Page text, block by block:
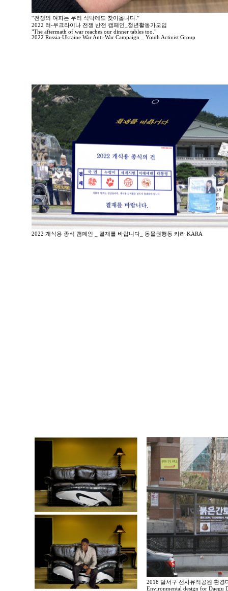
“전쟁의 여파는 우리 식탁에도 찾아옵니다.”
2022 러-우크라이나 전쟁 반전 캠페인_청년활동가모임
"The aftermath of war reaches our dinner tables too."
2022 Russia-Ukraine War Anti-War Campaign _ Youth Activist Group
2022 개식용 종식 캠페인 _ 결재를 바랍니다_ 동물권행동 카라 KARA
2018 달서구 선사유적공원 환경
Environmental design for Daegu